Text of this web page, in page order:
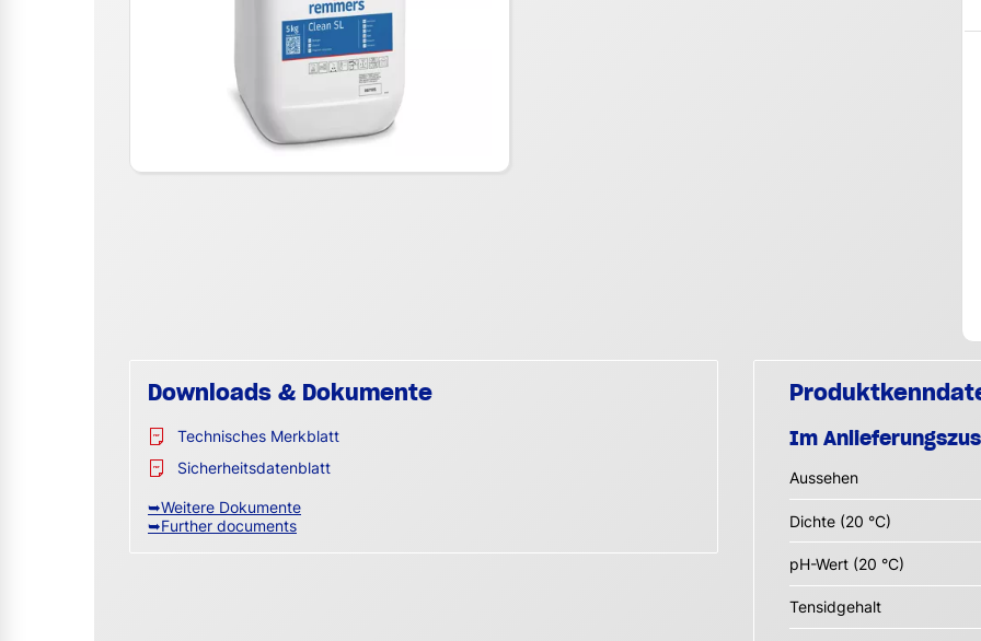
Downloads & Dokumente
Technisches Merkblatt
Sicherheitsdatenblatt
➥Weitere Dokumente
➥Further documents
Im
Aussehen
Dichte (20 °C)
pH-Wert (20 °C)
Tensidgehalt